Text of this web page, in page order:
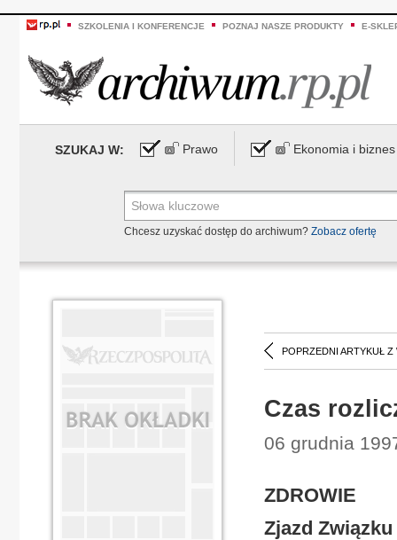
SZKOLENIA I KONFERENCJE POZNAJ NASZE PRODUKTY E-
SZUKAJ W: Prawo Ekonomia i biznes
Chcesz uzyskać dostęp do archiwum? Zobacz ofertę
POPRZEDNI ARTYKUŁ Z
Czas
06 grudnia
ZDROWIE
Zjazd